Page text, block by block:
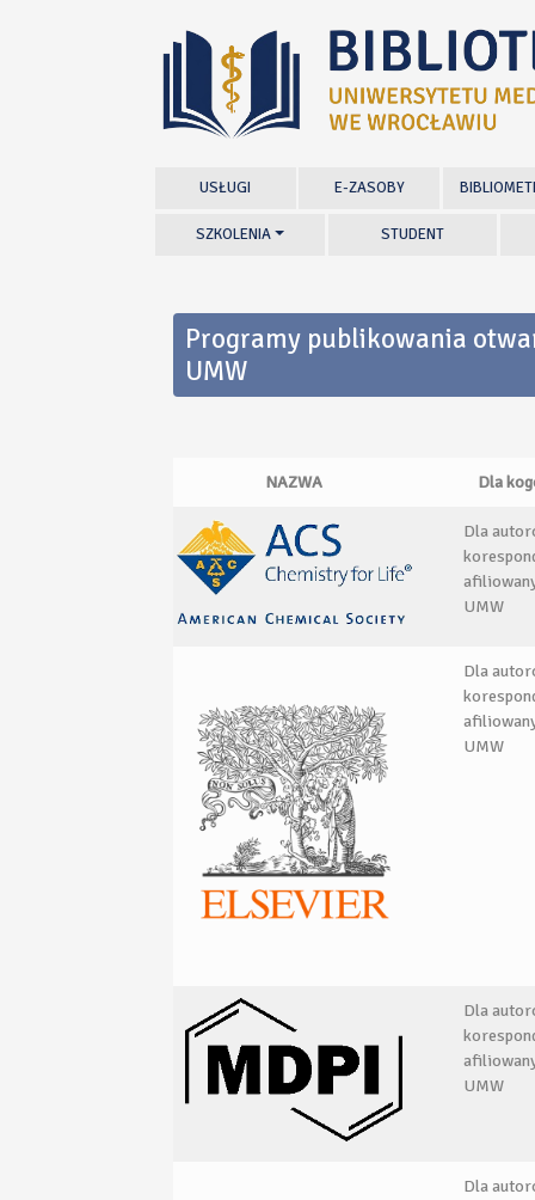
USŁUGI E-ZASOBY
SZKOLENIA STUDENT
Programy publikowania
UMW
NAZWA Dla
Dla
UMW
Dla
UMW
Dla
UMW
Dla